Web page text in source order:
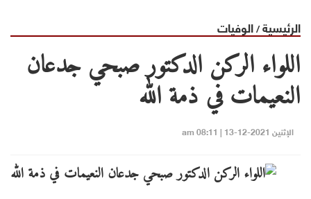
الرئيسية/الوفيات
اللواء الركن الدكتور صبحي جدعان
النعيمات في ذمة الله
الإثنين 2021-12-13 | 08:11 am